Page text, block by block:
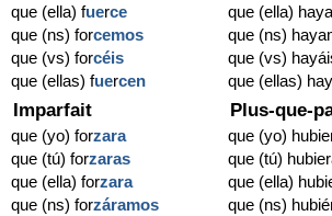
que (ella) fuerce
que (ns) forcemos
que (vs) forcéis
que (ellas) fuercen
que (ella)
que (ns)
que (vs)
que (ellas)
Imparfait
que (yo) forzara
que (tú) forzaras
que (ella) forzara
que (ns) forzáramos
Plus-que-
que (yo)
que (tú)
que (ella)
que (ns)